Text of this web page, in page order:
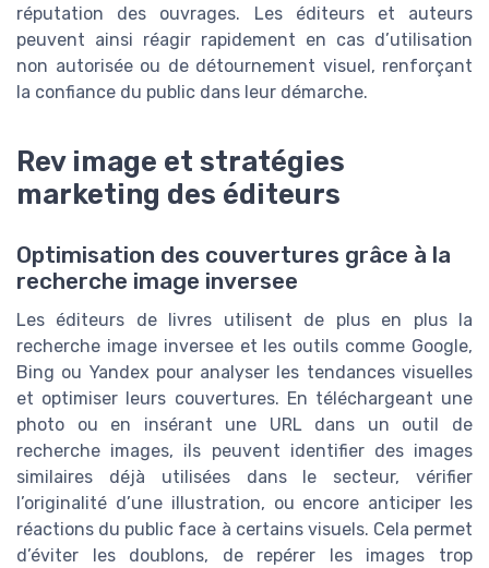
réputation des ouvrages. Les éditeurs et auteurs
peuvent ainsi réagir rapidement en cas d’utilisation
non autorisée ou de détournement visuel, renforçant
la confiance du public dans leur démarche.
Rev image et stratégies
marketing des éditeurs
Optimisation des couvertures grâce à la
recherche image inversee
Les éditeurs de livres utilisent de plus en plus la
recherche image inversee et les outils comme Google,
Bing ou Yandex pour analyser les tendances visuelles
et optimiser leurs couvertures. En téléchargeant une
photo ou en insérant une URL dans un outil de
recherche images, ils peuvent identifier des images
similaires déjà utilisées dans le secteur, vérifier
l’originalité d’une illustration, ou encore anticiper les
réactions du public face à certains visuels. Cela permet
d’éviter les doublons, de repérer les images trop